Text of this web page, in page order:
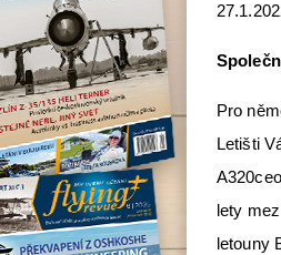
Pro
Letišti
lety
letouny